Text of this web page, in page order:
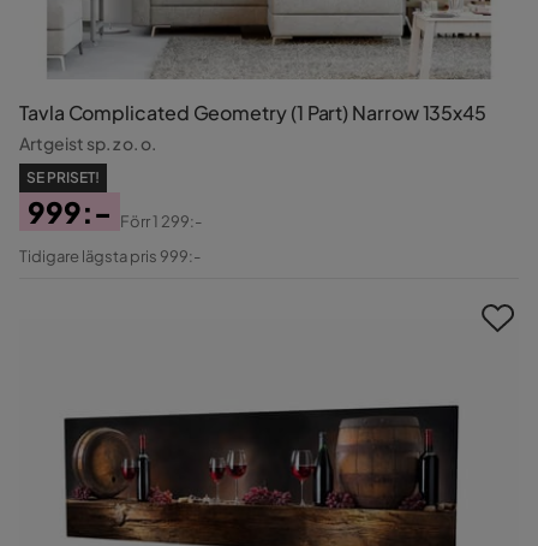
Tavla Complicated Geometry (1 Part) Narrow 135x45
Artgeist sp. z o. o.
SE PRISET!
Pris
999:-
Original
Förr1 299:-
Tidigare lägsta pris 999:-